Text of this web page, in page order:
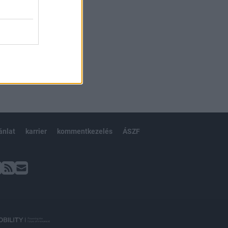
karrier kommentkezelés ÁSZF